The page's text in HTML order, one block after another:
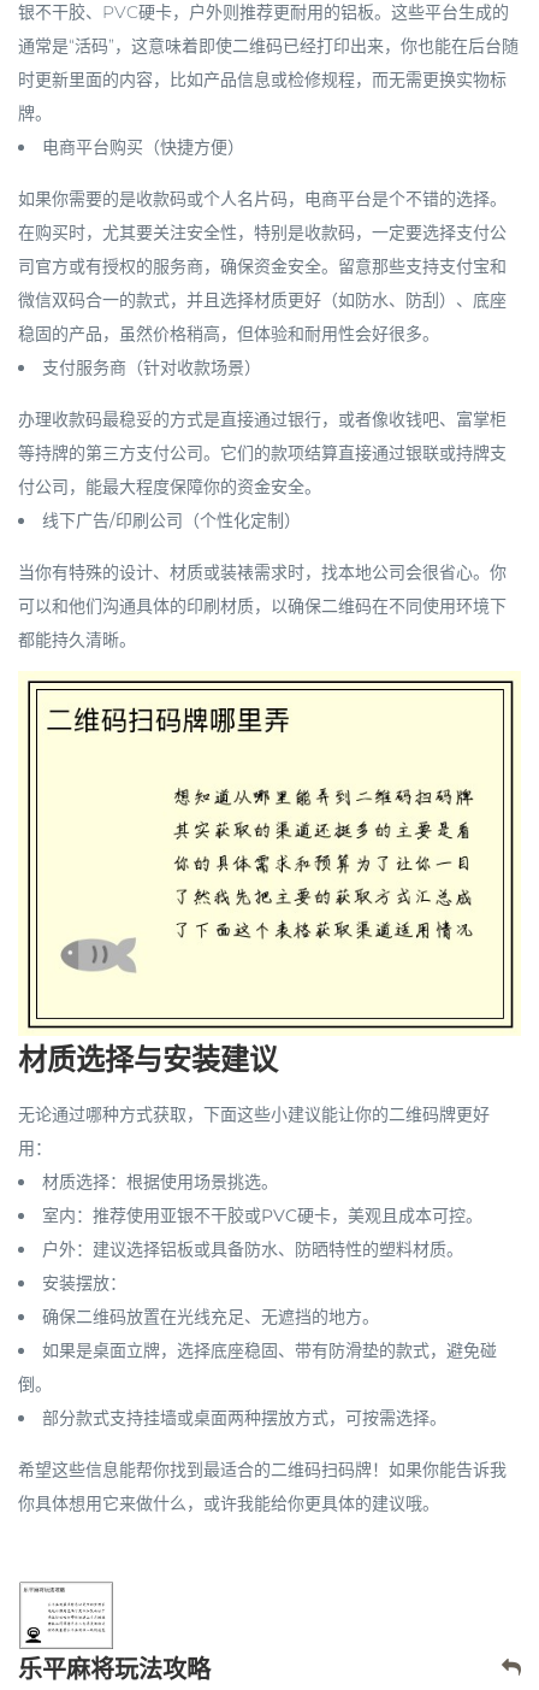
银不干胶、PVC硬卡，户外则推荐更耐用的铝板。这些平台生成的
通常是“活码”，这意味着即使二维码已经打印出来，你也能在后台随
时更新里面的内容，比如产品信息或检修规程，而无需更换实物标
牌。
电商平台购买（快捷方便）
如果你需要的是收款码或个人名片码，电商平台是个不错的选择。
在购买时，尤其要关注安全性，特别是收款码，一定要选择支付公
司官方或有授权的服务商，确保资金安全。留意那些支持支付宝和
微信双码合一的款式，并且选择材质更好（如防水、防刮）、底座
稳固的产品，虽然价格稍高，但体验和耐用性会好很多。
支付服务商（针对收款场景）
办理收款码最稳妥的方式是直接通过银行，或者像收钱吧、富掌柜
等持牌的第三方支付公司。它们的款项结算直接通过银联或持牌支
付公司，能最大程度保障你的资金安全。
线下广告/印刷公司（个性化定制）
当你有特殊的设计、材质或装裱需求时，找本地公司会很省心。你
可以和他们沟通具体的印刷材质，以确保二维码在不同使用环境下
都能持久清晰。
材质选择与安装建议
无论通过哪种方式获取，下面这些小建议能让你的二维码牌更好
用：
材质选择：根据使用场景挑选。
室内：推荐使用亚银不干胶或PVC硬卡，美观且成本可控。
户外：建议选择铝板或具备防水、防晒特性的塑料材质。
安装摆放：
确保二维码放置在光线充足、 无遮挡的地方。
如果是桌面立牌，选择底座稳固、带有防滑垫的款式，避免碰
倒。
部分款式支持挂墙或桌面两种摆放方式，可按需选择。
希望这些信息能帮你找到最适合的二维码扫码牌！如果你能告诉我
你具体想用它来做什么，或许我能给你更具体的建议哦。
乐平麻将玩法攻略